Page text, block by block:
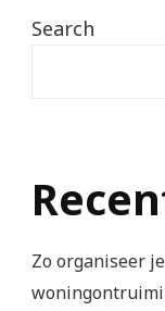
Search
Zo organiseer